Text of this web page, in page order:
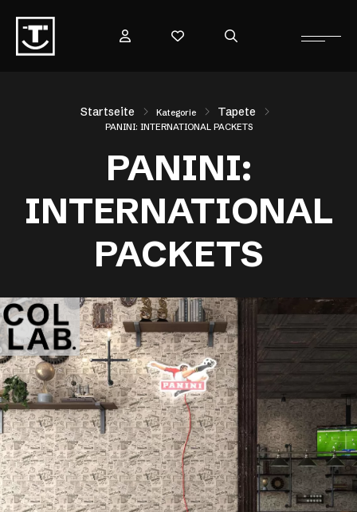
Startseite Kategorie Tapete
PANINI: INTERNATIONAL PACKETS
PANINI:
INTERNATIONAL
PACKETS